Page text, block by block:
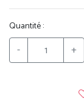
Quantité :
- +